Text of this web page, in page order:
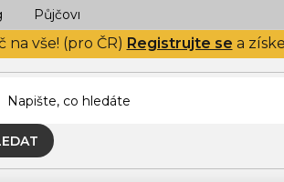
na vše! (pro ČR) Registrujte se a
Půjčovna